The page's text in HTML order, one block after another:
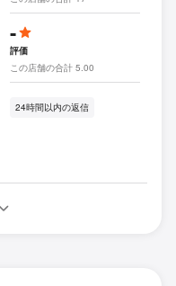
-
評価
この店舗の合計 5.00
24時間以内の返信